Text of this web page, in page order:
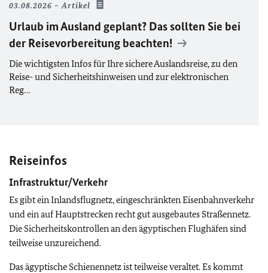
03.08.2026 Artikel
Urlaub im Ausland geplant? Das sollten Sie bei
der Reisevorbereitung beachten!
Die wichtigsten Infos für Ihre sichere Auslandsreise, zu den
Reise- und Sicherheitshinweisen und zur elektronischen
Reg…
Reiseinfos
Infrastruktur/Verkehr
Es gibt ein Inlandsflugnetz, eingeschränkten Eisenbahnverkehr
und ein auf Hauptstrecken recht gut ausgebautes Straßennetz.
Die Sicherheitskontrollen an den ägyptischen Flughäfen sind
teilweise unzureichend.
Das ägyptische Schienennetz ist teilweise veraltet. Es kommt